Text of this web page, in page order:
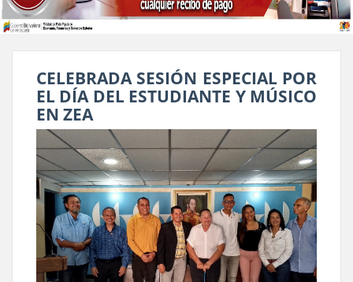
CELEBRADA SESIÓN ESPECIAL POR
EL DÍA DEL ESTUDIANTE Y MÚSICO
EN ZEA